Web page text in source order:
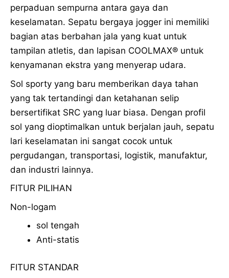
perpaduan sempurna antara gaya dan
keselamatan. Sepatu bergaya jogger ini memiliki
bagian atas berbahan jala yang kuat untuk
tampilan atletis, dan lapisan COOLMAX® untuk
kenyamanan ekstra yang menyerap udara.
Sol sporty yang baru memberikan daya tahan
yang tak tertandingi dan ketahanan selip
bersertifikat SRC yang luar biasa. Dengan profil
sol yang dioptimalkan untuk berjalan jauh, sepatu
lari keselamatan ini sangat cocok untuk
pergudangan, transportasi, logistik, manufaktur,
dan industri lainnya.
FITUR PILIHAN
Non-logam
sol tengah
Anti-statis
FITUR STANDAR